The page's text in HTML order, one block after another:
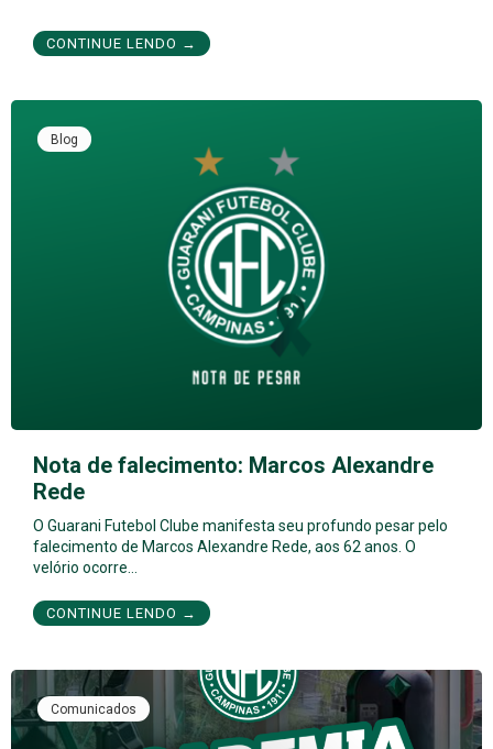
CONTINUE LENDO →
Blog
Nota de falecimento: Marcos Alexandre
Rede
O Guarani Futebol Clube manifesta seu profundo pesar pelo
falecimento de Marcos Alexandre Rede, aos 62 anos. O
velório ocorre…
CONTINUE LENDO →
Comunicados